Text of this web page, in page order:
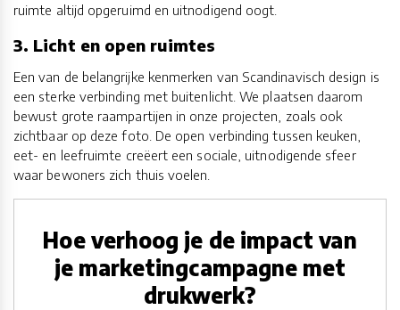
ruimte altijd opgeruimd en uitnodigend oogt.
3. Licht en open ruimtes
Een van de belangrijke kenmerken van Scandinavisch design is
een sterke verbinding met buitenlicht. We plaatsen daarom
bewust grote raampartijen in onze projecten, zoals ook
zichtbaar op deze foto. De open verbinding tussen keuken,
eet- en leefruimte creëert een sociale, uitnodigende sfeer
waar bewoners zich thuis voelen.
Hoe verhoog je de impact van
je marketingcampagne met
drukwerk?